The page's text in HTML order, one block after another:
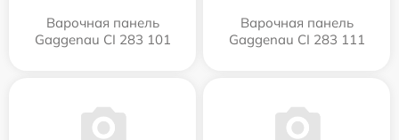
Варочная панель
Gaggenau CI 283 101
Варочная панель
Gaggenau CI 283 111